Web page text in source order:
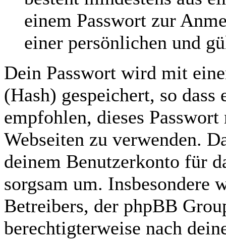
einem Passwort zur
einer persönlichen und
Dein Passwort wird mit
(Hash) gespeichert, so
empfohlen, dieses
Webseiten zu verwenden.
deinem Benutzerkonto für
sorgsam um. Insbesondere
Betreibers, der phpBB
berechtigterweise nach